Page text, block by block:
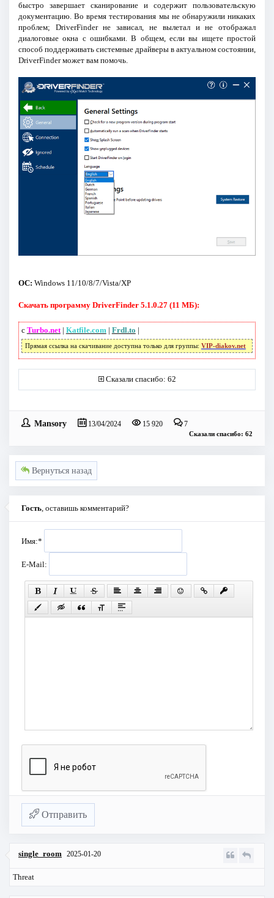
быстро завершает сканирование и содержит пользовательскую
документацию. Во время тестирования мы не обнаружили никаких
проблем; DriverFinder не зависал, не вылетал и не отображал
диалоговые окна с ошибками. В общем, если вы ищете простой
способ поддерживать системные драйверы в актуальном состоянии,
DriverFinder может вам помочь.
ОС: Windows 11/10/8/7/Vista/XP
Скачать программу DriverFinder 5.1.0.27 (11 МБ):
с Turbo.net| Katfile.com | Frdl.to |
Прямая ссылка на скачивание доступна только для группы: VIP-diakov.net
Сказали спасибо: 62
Mansory 13/04/2024 15 920 7
Сказали спасибо: 62
Вернуться назад
Гость , оставишь комментарий?
Имя:*
E-Mail:
Отправить
single_room 2025-01-20
Threat